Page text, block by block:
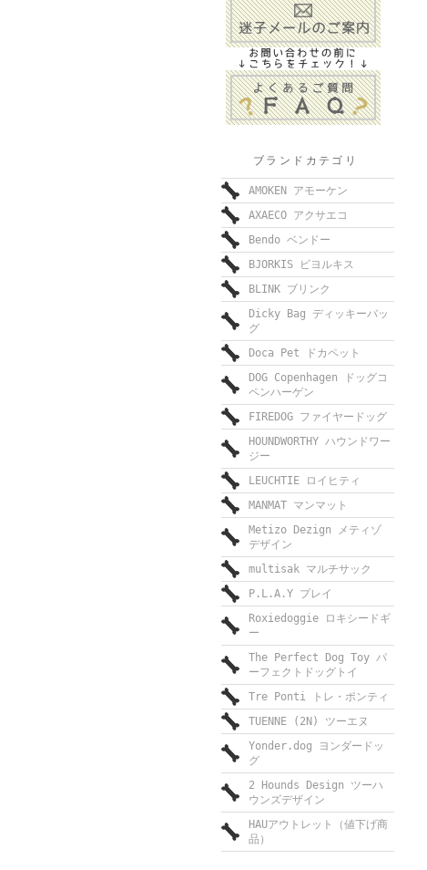
ブランドカテゴリ
AMOKEN アモーケン
AXAECO アクサエコ
Bendo ベンドー
BJORKIS ビヨルキス
BLINK ブリンク
Dicky Bag ディッキーバッ
グ
Doca Pet ドカペット
DOG Copenhagen ドッグコ
ペンハーゲン
FIREDOG ファイヤードッグ
HOUNDWORTHY ハウンドワー
ジー
LEUCHTIE ロイヒティ
MANMAT マンマット
Metizo Dezign メティゾ
デザイン
multisak マルチサック
P.L.A.Y プレイ
Roxiedoggie ロキシードギ
ー
The Perfect Dog Toy パ
ーフェクトドッグトイ
Tre Ponti トレ・ポンティ
TUENNE (2N) ツーエヌ
Yonder.dog ヨンダードッ
グ
2 Hounds Design ツーハ
ウンズデザイン
HAUアウトレット（値下げ商
品）